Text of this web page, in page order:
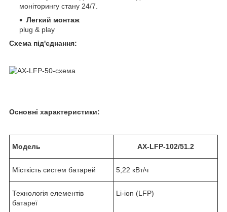
моніторингу стану 24/7.
Легкий монтаж
plug & play
Схема під'єднання:
Основні характеристики:
Модель AX-LFP-102/51.2
Місткість систем батарей 5,22 кВт/ч
Технологія елементів
батареї
Li-ion (LFP)